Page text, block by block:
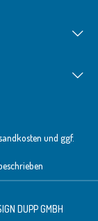
und ggf.
DUPP GMBH